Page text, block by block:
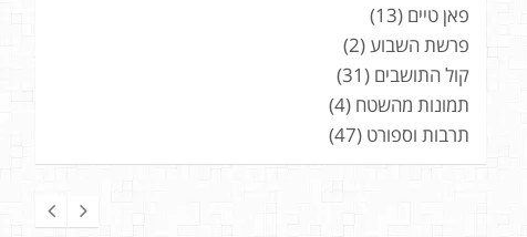
פאן טיים (13)
פרשת השבוע (2)
קול התושבים (31)
תמונות מהשטח (4)
תרבות וספורט (47)